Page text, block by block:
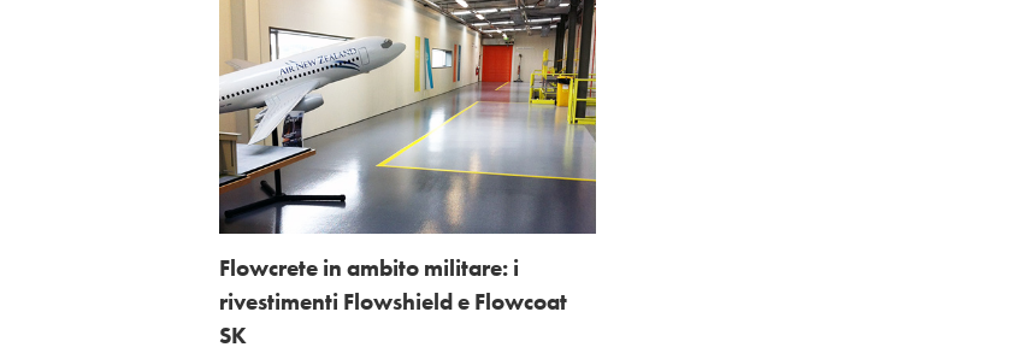
Flowcrete in ambito militare: i
rivestimenti Flowshield e Flowcoat
SK